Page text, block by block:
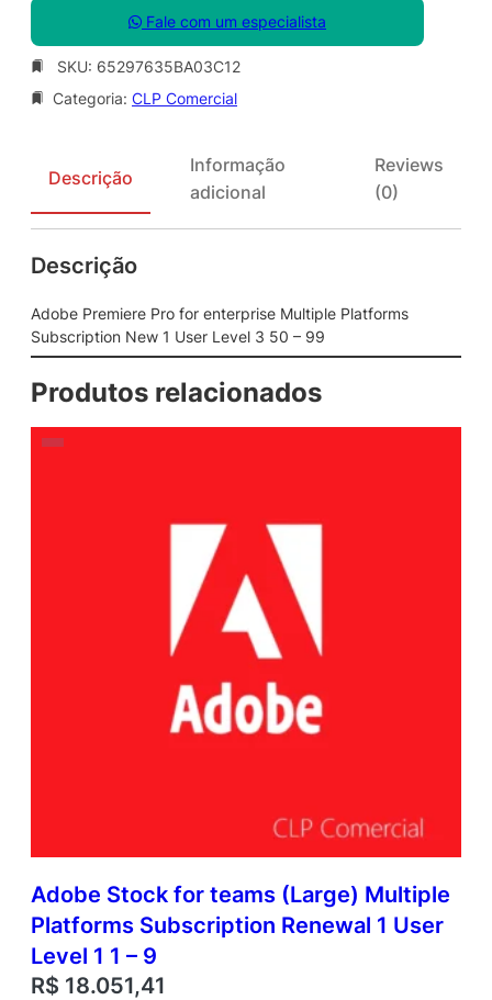
Fale com um especialista
SKU: 65297635BA03C12
Categoria: CLP Comercial
Descrição
Informação
adicional
Reviews
(0)
Descrição
Adobe Premiere Pro for enterprise Multiple Platforms
Subscription New 1 User Level 3 50 – 99
Produtos relacionados
Adobe Stock for teams (Large) Multiple
Platforms Subscription Renewal 1 User
Level 1 1 – 9
R$ 18.051,41